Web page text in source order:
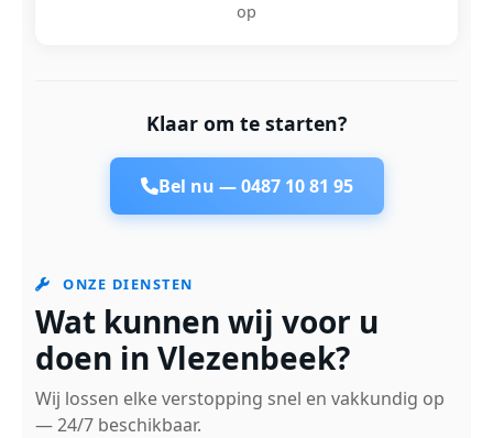
op
Klaar om te starten?
Bel nu —0487 10 81 95
ONZE DIENSTEN
Wat kunnen wij voor u
doen in Vlezenbeek?
Wij lossen elke verstopping snel en vakkundig op
— 24/7 beschikbaar.